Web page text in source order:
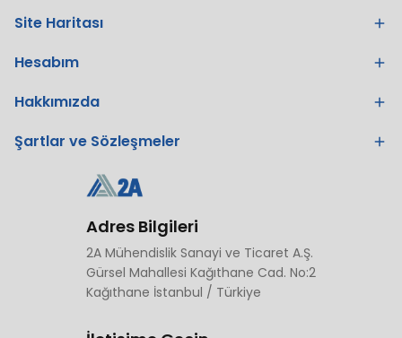
Site Haritası
Hesabım
Hakkımızda
Şartlar ve Sözleşmeler
Adres Bilgileri
2A Mühendislik Sanayi ve Ticaret A.Ş.
Gürsel Mahallesi Kağıthane Cad. No:2
Kağıthane İstanbul / Türkiye